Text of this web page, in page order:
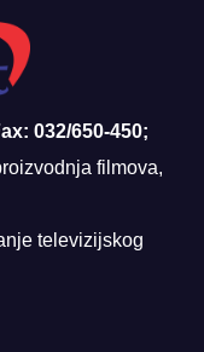
032/650-450;
filmova,
televizijskog